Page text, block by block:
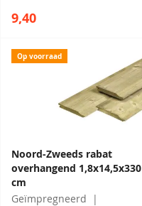
9,40
Op voorraad
Noord-Zweeds rabat
overhangend 1,8x14,5x330
cm
Geïmpregneerd